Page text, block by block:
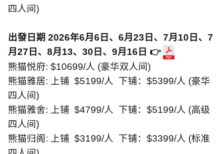
四人间)
出發日期 2026年6月 6 日、 6月 23 日、 7月 10 日、 7
月 27 日、 8月 13、 30 日、 9月 16 日 👉
熊猫悦府: $10699/人 (豪华双人间)
熊猫雅居: 上铺 $5199/人 下铺： $5399/人 (豪华
四人间)
熊猫雅舍: 上铺 $4799/人 下铺： $5199/人 (高级
四人间)
熊猫归阁: 上铺 $3199/人 下铺： $3399/人 (标准